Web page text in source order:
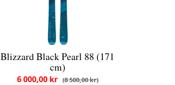
Blizzard Black Pearl 88 (171
cm)
8 500,00 kr
6 000,00 kr